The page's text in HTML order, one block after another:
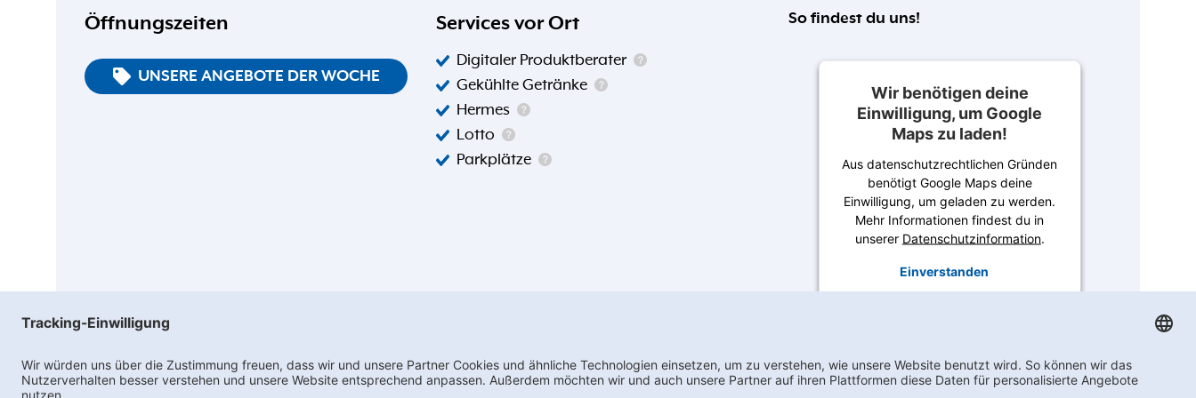
Öffnungszeiten
UNSERE ANGEBOTE DER WOCHE
Services vor Ort
Digitaler Produktberater
Gekühlte Getränke
Hermes
Lotto
Parkplätze
So findest du uns!
Wir benötigen deine
Einwilligung, um Google
Maps zu laden!
Aus datenschutzrechtlichen Gründen
benötigt Google Maps deine
Einwilligung, um geladen zu werden.
Mehr Informationen findest du in
unserer Datenschutzinformation.
Einverstanden